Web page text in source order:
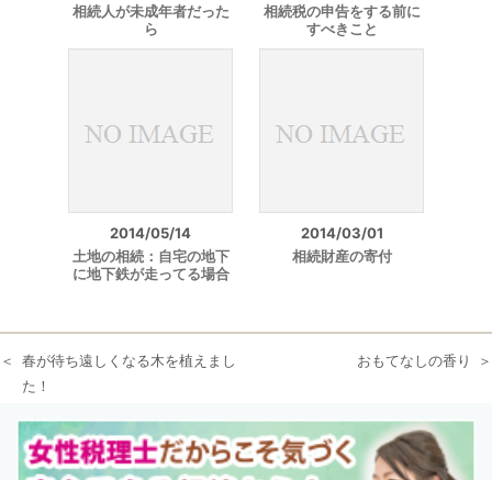
相続人が未成年者だった
ら
相続税の申告をする前に
すべきこと
2014/05/14
土地の相続：自宅の地下
に地下鉄が走ってる場合
2014/03/01
相続財産の寄付
春が待ち遠しくなる木を植えまし
た！
おもてなしの香り